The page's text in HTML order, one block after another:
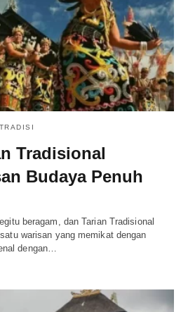
Tradisional
Budaya Penuh
beragam, dan Tarian Tradisional
warisan yang memikat dengan
dengan…